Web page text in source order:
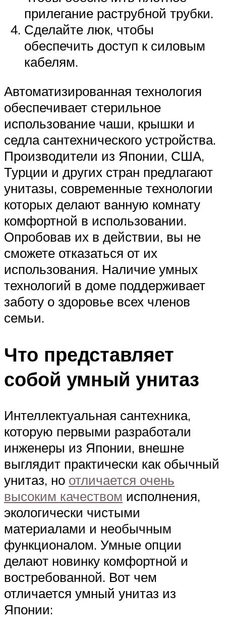
прилегание раструбной трубки.
Сделайте люк, чтобы
обеспечить доступ к силовым
кабелям.
Автоматизированная технология
обеспечивает стерильное
использование чаши, крышки и
седла сантехнического устройства.
Производители из Японии, США,
Турции и других стран предлагают
унитазы, современные технологии
которых делают ванную комнату
комфортной в использовании.
Опробовав их в действии, вы не
сможете отказаться от их
использования. Наличие умных
технологий в доме поддерживает
заботу о здоровье всех членов
семьи.
Что представляет
собой умный унитаз
Интеллектуальная сантехника,
которую первыми разработали
инженеры из Японии, внешне
выглядит практически как обычный
унитаз, но отличается очень
высоким качеством исполнения,
экологически чистыми
материалами и необычным
функционалом. Умные опции
делают новинку комфортной и
востребованной. Вот чем
отличается умный унитаз из
Японии: